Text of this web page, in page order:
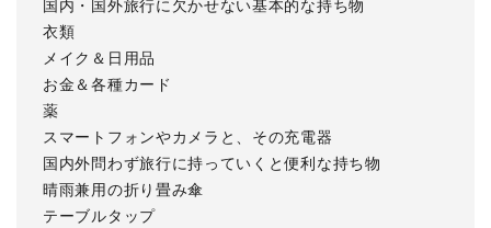
国内・国外旅行に欠かせない基本的な持ち物
衣類
メイク＆日用品
お金＆各種カード
薬
スマートフォンやカメラと、その充電器
国内外問わず旅行に持っていくと便利な持ち物
晴雨兼用の折り畳み傘
テーブルタップ